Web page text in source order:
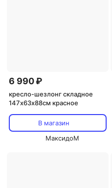
6 990 ₽
кресло-шезлонг складное
147х63х88см красное
В магазин
МаксидоМ